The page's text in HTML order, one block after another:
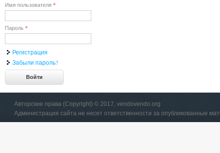
Имя пользователя *
Пароль *
Регистрация
Забыли пароль?
Авторские права (Copyright) © 2017, vendovendo.org
Администрация сайта не несет ответственности за опубликованные